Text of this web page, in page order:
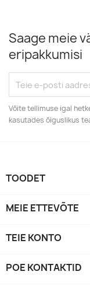
Saage meie
eripakkumisi
Võite tellimuse igal
kasutades õiguslikus
TOODET
MEIE ETTEVÕTE
TEIE KONTO
POE KONTAKTID